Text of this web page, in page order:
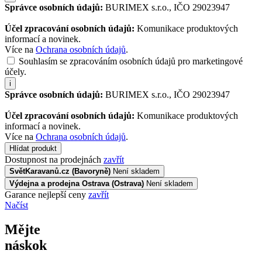
Správce osobních údajů: BURIMEX s.r.o., IČO 29023947
Účel zpracování osobních údajů: Komunikace produktových
informací a novinek.
Více na Ochrana osobních údajů.
Souhlasím se zpracováním osobních údajů pro marketingové
účely.
i
Správce osobních údajů: BURIMEX s.r.o., IČO 29023947
Účel zpracování osobních údajů: Komunikace produktových
informací a novinek.
Více na Ochrana osobních údajů.
Hlídat produkt
Dostupnost na prodejnách zavřít
SvětKaravanů.cz (Bavoryně) Není skladem
Výdejna a prodejna Ostrava (Ostrava) Není skladem
Garance nejlepší ceny zavřít
Načíst
Mějte
náskok